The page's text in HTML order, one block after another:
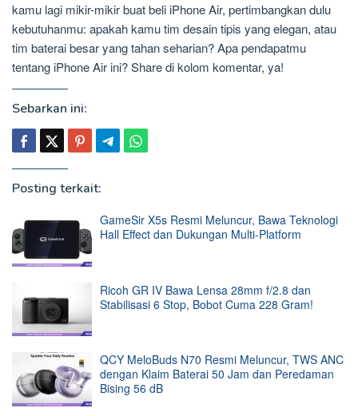
kamu lagi mikir-mikir buat beli iPhone Air, pertimbangkan dulu
kebutuhanmu: apakah kamu tim desain tipis yang elegan, atau
tim baterai besar yang tahan seharian? Apa pendapatmu
tentang iPhone Air ini? Share di kolom komentar, ya!
Sebarkan ini:
Posting terkait:
GameSir X5s Resmi Meluncur, Bawa Teknologi
Hall Effect dan Dukungan Multi-Platform
Ricoh GR IV Bawa Lensa 28mm f/2.8 dan
Stabilisasi 6 Stop, Bobot Cuma 228 Gram!
QCY MeloBuds N70 Resmi Meluncur, TWS ANC
dengan Klaim Baterai 50 Jam dan Peredaman
Bising 56 dB